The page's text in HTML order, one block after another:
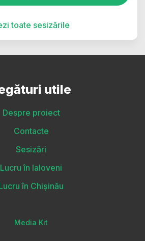
toate sesizările
utile
Despre proiect
Contacte
Sesizări
Lucru în Ialoveni
în Chișinău
Media Kit